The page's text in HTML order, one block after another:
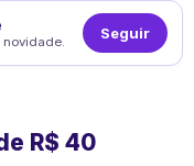
novidade. Seguir
R$ 40